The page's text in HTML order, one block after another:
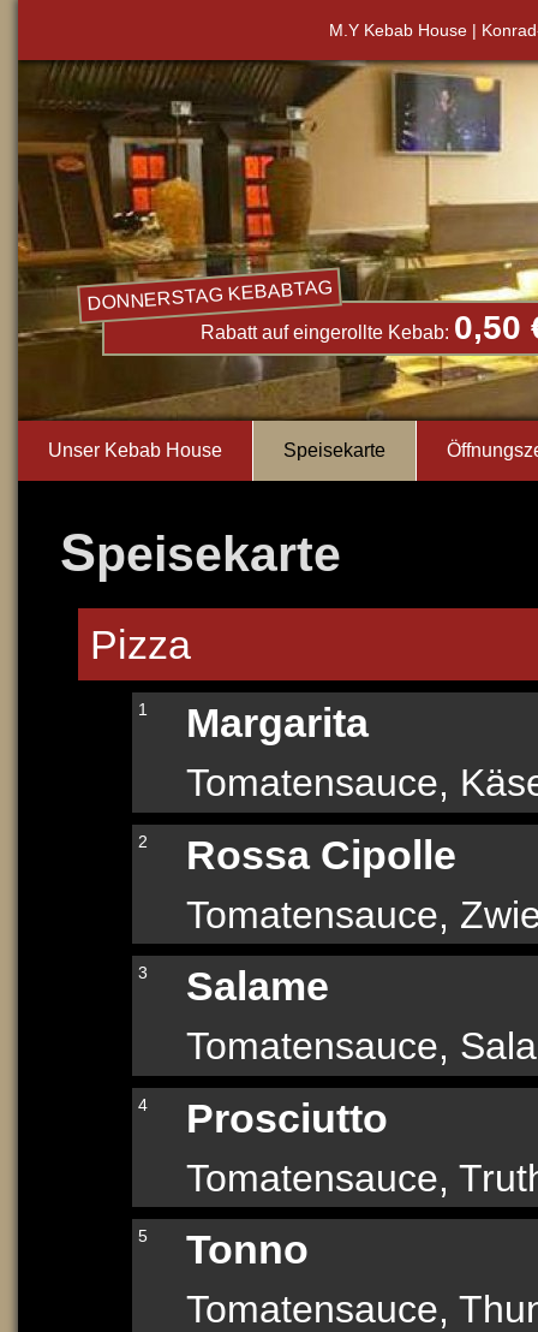
M.Y Kebab House |
DONNERSTAG KEBABTAG
Rabatt auf eingerollte Kebab: 0,50
Unser Kebab House Speisekarte
Speisekarte
Pizza
1 Margarita
Tomatensauce,
2 Rossa Cipolle
Tomatensauce,
3 Salame
Tomatensauce,
4 Prosciutto
Tomatensauce,
5 Tonno
Tomatensauce,